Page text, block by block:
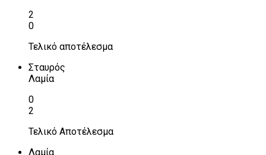
2
0
Τελικό αποτέλεσμα
Σταυρός
Λαμία
0
2
Τελικό Αποτέλεσμα
Λαμία